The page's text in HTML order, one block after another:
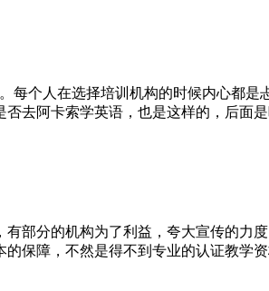
每个人在选择培训机构的时候内心都是
去阿卡索学英语，也是这样的，后面
部分的机构为了利益，夸大宣传的力
保障，不然是得不到专业的认证教学资